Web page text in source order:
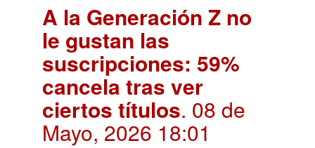
A la Generación Z no
le gustan las
suscripciones: 59%
cancela tras ver
ciertos títulos. 08 de
Mayo, 2026 18:01